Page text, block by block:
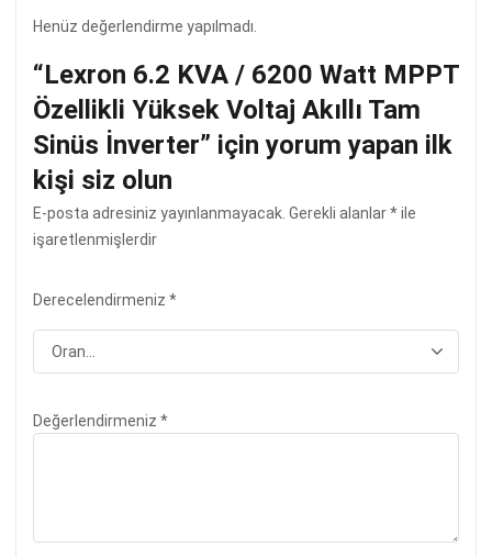
Henüz değerlendirme yapılmadı.
“Lexron 6.2 KVA / 6200 Watt MPPT
Özellikli Yüksek Voltaj Akıllı Tam
Sinüs İnverter” için yorum yapan ilk
kişi siz olun
E-posta adresiniz yayınlanmayacak. Gerekli alanlar*ile
işaretlenmişlerdir
Derecelendirmeniz *
Değerlendirmeniz *